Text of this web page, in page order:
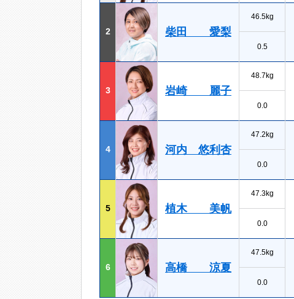
2 柴田 愛梨
46.5kg
0.5
3 岩崎 麗子
48.7kg
0.0
4 河内 悠利杏
47.2kg
0.0
5 植木 美帆
47.3kg
0.0
6 高橋 涼夏
47.5kg
0.0